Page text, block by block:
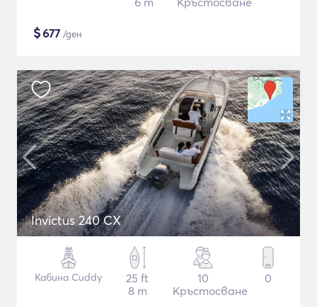
$677 /ден
Invictus 240 CX
Кабина Cuddy
25 ft
8 m
10
Кръстосване
0